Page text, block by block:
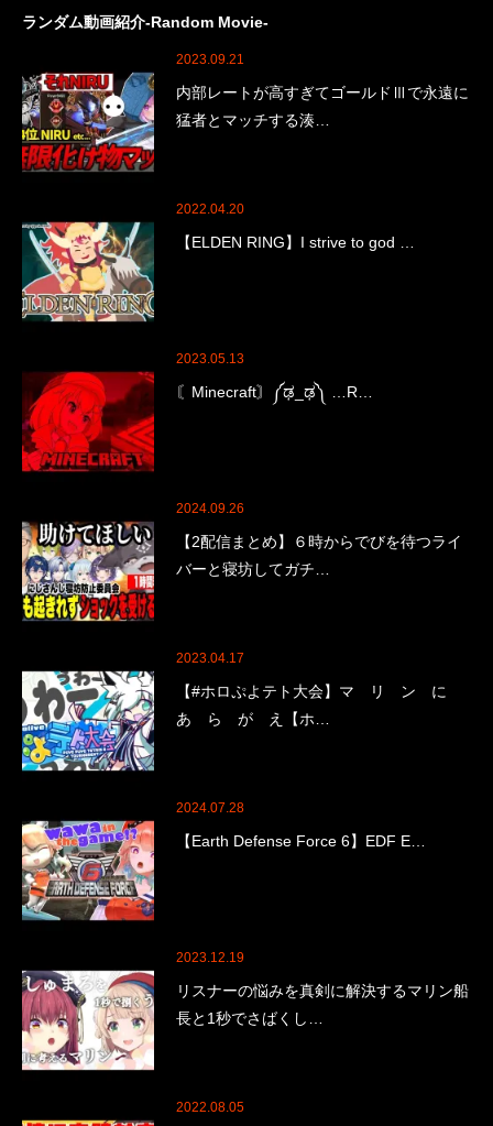
ランダム動画紹介-Random Movie-
2023.09.21
内部レートが高すぎてゴールドⅢで永遠に
猛者とマッチする湊…
2022.04.20
【ELDEN RING】I strive to god …
2023.05.13
〘Minecraft〙༼ಢ_ಢ༽ …R…
2024.09.26
【2配信まとめ】６時からでびを待つライ
バーと寝坊してガチ…
2023.04.17
【#ホロぷよテト大会】マ リ ン に
あ ら が え【ホ…
2024.07.28
【Earth Defense Force 6】EDF E…
2023.12.19
リスナーの悩みを真剣に解決するマリン船
長と1秒でさばくし…
2022.08.05